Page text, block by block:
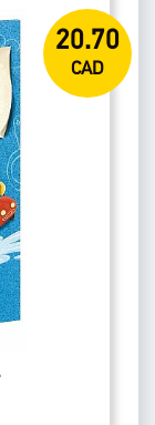
20.70
CAD